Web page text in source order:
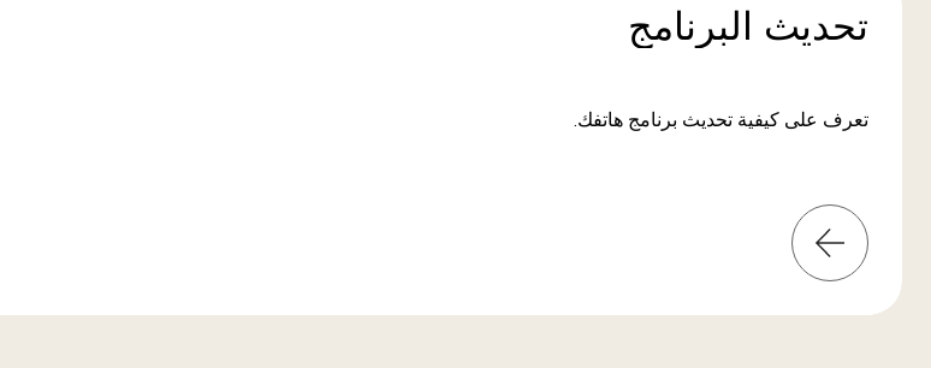
تحديث البرنامج
تعرف على كيفية تحديث برنامج هاتفك.
المزيد
من
المعلومات